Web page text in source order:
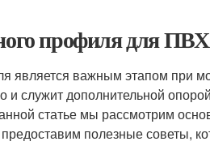
профиля для
является важным этапом при
служит дополнительной
статье мы рассмотрим
полезные советы,